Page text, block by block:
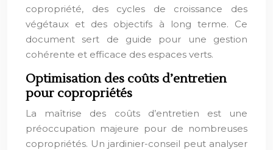
copropriété, des cycles de croissance des
végétaux et des objectifs à long terme. Ce
document sert de guide pour une gestion
cohérente et efficace des espaces verts.
Optimisation des coûts d’entretien
pour copropriétés
La maîtrise des coûts d’entretien est une
préoccupation majeure pour de nombreuses
copropriétés. Un jardinier-conseil peut analyser